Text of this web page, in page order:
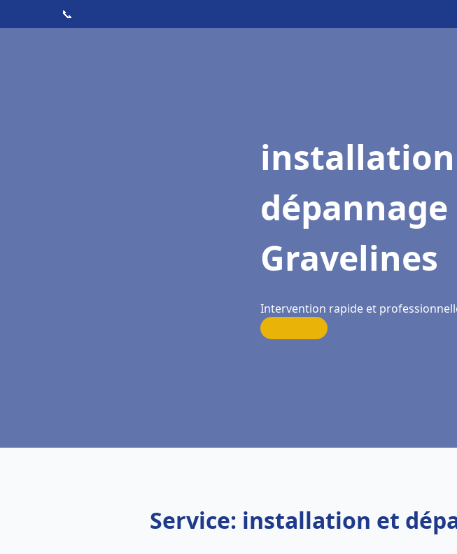
📞
Gravelines
Intervention rapide et
Service: installation et